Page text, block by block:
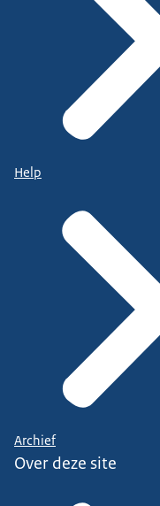
Help
Archief
Over deze site